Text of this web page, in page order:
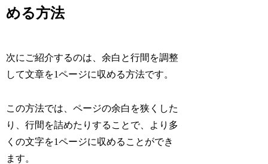
める方法
次にご紹介するのは、余白と行間を調整
して文章を1ページに収める方法です。
この方法では、ページの余白を狭くした
り、行間を詰めたりすることで、より多
くの文字を1ページに収めることができ
ます。